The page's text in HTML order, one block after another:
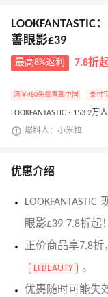
善眼影£39
最高8%返利 7.8折
满￥480免费直邮中国 支付
LOOKFANTASTIC · 153.2万
爆料人：小米粒
优惠介绍
眼影£39 7.8折起
正价商品享7.8折
LFBEAUTY
。
优惠随时可能失